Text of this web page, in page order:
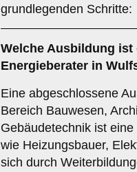
grundlegenden Schritte:
Welche Ausbildung ist
Energieberater in
Eine abgeschlossene
Bereich Bauwesen,
Gebäudetechnik ist
wie Heizungsbauer,
sich durch